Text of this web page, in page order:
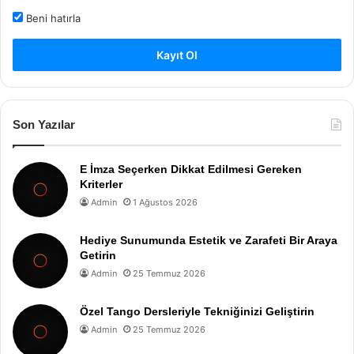
Beni hatırla
Kayıt Ol
Son Yazılar
E İmza Seçerken Dikkat Edilmesi Gereken
Kriterler
Admin 1 Ağustos 2026
Hediye Sunumunda Estetik ve Zarafeti Bir Araya
Getirin
Admin 25 Temmuz 2026
Özel Tango Dersleriyle Tekniğinizi Geliştirin
Admin 25 Temmuz 2026